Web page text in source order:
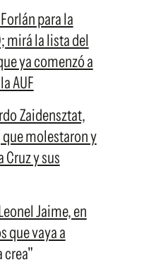
para la
mirá la lista del
ya comenzó a
AUF
Zaidensztat,
molestaron y
Cruz y sus
Jaime, en
que vaya a
crea"